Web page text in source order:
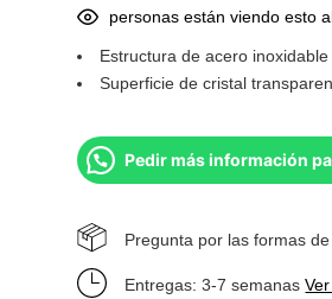
personas están viendo esto
Estructura de acero inoxidable
Superficie de cristal
Pedir más información
Pregunta por las formas
Entregas: 3-7 semanas